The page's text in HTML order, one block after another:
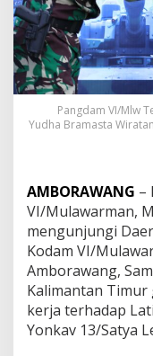
Pangdam VI/Mlw
Yudha Bramasta
AMBORAWANG –
VI/Mulawarman,
mengunjungi
Kodam VI/
Amborawang,
Kalimantan
kerja terhadap
Yonkav 13/Satya